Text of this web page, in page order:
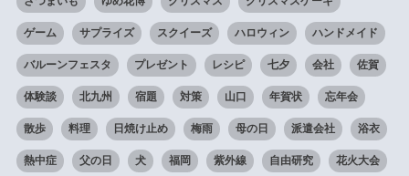
ゲーム サプライズ スクイーズ ハロウィン ハンドメイド
バルーンフェスタ プレゼント レシピ 七夕 会社 佐賀
体験談 北九州 宿題 対策 山口 年賀状 忘年会
散歩 料理 日焼け止め 梅雨 母の日 派遣会社 浴衣
熱中症 父の日 犬 福岡 紫外線 自由研究 花火大会